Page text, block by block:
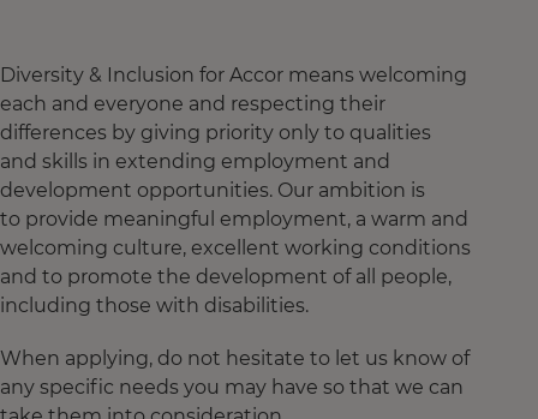
Diversity & Inclusion for Accor means welcoming
each and everyone and respecting their
differences by giving priority only to qualities
and skills in extending employment and
development opportunities. Our ambition is
to provide meaningful employment, a warm and
welcoming culture, excellent working conditions
and to promote the development of all people,
including those with disabilities.
When applying, do not hesitate to let us know of
any specific needs you may have so that we can